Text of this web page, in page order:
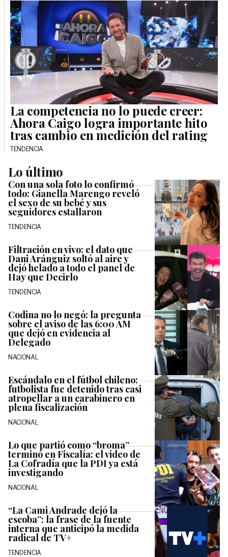
La competencia no lo puede creer:
Ahora Caigo logra importante hito
tras cambio en medición del rating
TENDENCIA
Lo último
Con una sola foto lo confirmó
todo: Gianella Marengo reveló
el sexo de su bebé y sus
seguidores estallaron
TENDENCIA
Filtración en vivo: el dato que
Dani Aránguiz soltó al aire y
dejó helado a todo el panel de
Hay que Decirlo
TENDENCIA
Codina no lo negó: la pregunta
sobre el aviso de las 6:00 AM
que dejó en evidencia al
Delegado
NACIONAL
Escándalo en el fútbol chileno:
futbolista fue detenido tras casi
atropellar a un carabinero en
plena fiscalización
NACIONAL
Lo que partió como “broma”
terminó en Fiscalía: el video de
La Cofradía que la PDI ya está
investigando
NACIONAL
“La Cami Andrade dejó la
escoba”: la frase de la fuente
interna que anticipó la medida
radical de TV+
TENDENCIA